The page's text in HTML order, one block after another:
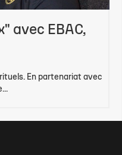
avec EBAC,
En partenariat avec